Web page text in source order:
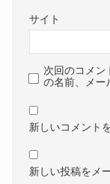
サイト
次回のコメン
の名前、メー
新しいコメント
新しい投稿をメ